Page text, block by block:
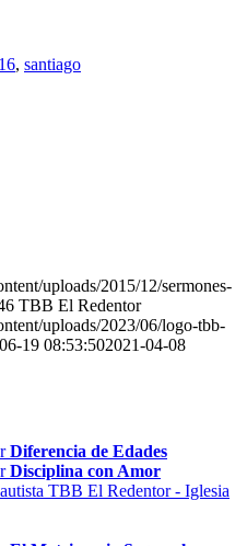
, santiago
uploads/2015/12/sermones-
TBB El Redentor
uploads/2023/06/logo-tbb-
19 08:53:502021-04-08
Diferencia de Edades
Disciplina con Amor